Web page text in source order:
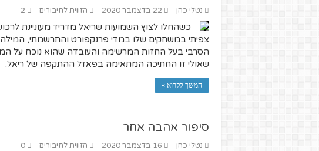
נטלי כהן 22 בדצמבר 2020 הזווית לחיבורים 2
כשהחלו לצוץ השמועות שריאל מדריד מעוניינת
צפיתי במשחקים שלו במדי פרנקפורט והתרשמתי,
הסרבי בעל החזות המרשימה והעובדה שהוא נוכח על
שאולי זו החתיכה המתאימה בפאזל ההתקפה של ריאל.
המשך לקרוא »
סיפור אהבה אחר
נטלי כהן 16 בדצמבר 2020 הזווית לחיבורים 0